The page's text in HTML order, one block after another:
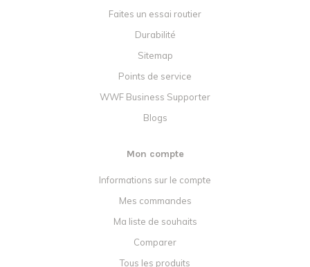
Faites un essai routier
Durabilité
Sitemap
Points de service
WWF Business Supporter
Blogs
Mon compte
Informations sur le compte
Mes commandes
Ma liste de souhaits
Comparer
Tous les produits